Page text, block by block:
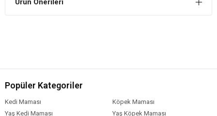
Ürün Önerileri
Popüler Kategoriler
Kedi Maması
Köpek Maması
Yaş Kedi Maması
Yaş Köpek Maması